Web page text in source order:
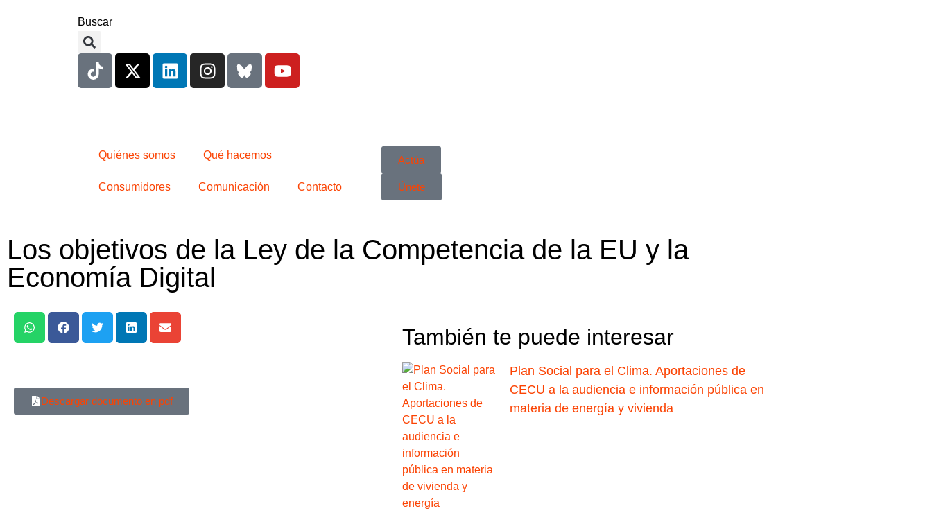
Buscar
Quiénes somos Qué hacemos
Consumidores Comunicación Contacto
Actúa
Únete
Los objetivos de la Ley de la Competencia de la EU y la
Economía Digital
Descargar documento en pdf
También te puede interesar
Plan Social para el Clima. Aportaciones de
CECU a la audiencia e información pública en
materia de energía y vivienda